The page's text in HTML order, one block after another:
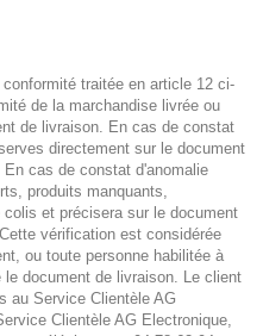
traitée en article 12 ci-
de la marchandise livrée ou
de livraison. En cas de constat
directement sur le document
cas de constat d'anomalie
produits manquants,
et précisera sur le document
vérification est considérée
ou toute personne habilitée à
document de livraison. Le client
au Service Clientèle AG
Clientèle AG Electronique,